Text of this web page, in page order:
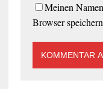
Meinen
Browser